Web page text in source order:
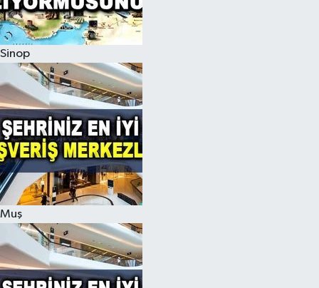
Sinop
Muş